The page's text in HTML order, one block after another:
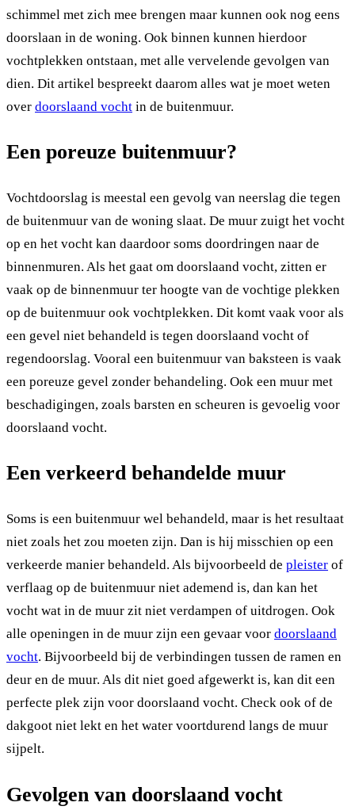
schimmel met zich mee brengen maar kunnen ook nog eens
doorslaan in de woning. Ook binnen kunnen hierdoor
vochtplekken ontstaan, met alle vervelende gevolgen van
dien. Dit artikel bespreekt daarom alles wat je moet weten
over doorslaand vocht in de buitenmuur.
Een poreuze buitenmuur?
Vochtdoorslag is meestal een gevolg van neerslag die tegen
de buitenmuur van de woning slaat. De muur zuigt het vocht
op en het vocht kan daardoor soms doordringen naar de
binnenmuren. Als het gaat om doorslaand vocht, zitten er
vaak op de binnenmuur ter hoogte van de vochtige plekken
op de buitenmuur ook vochtplekken. Dit komt vaak voor als
een gevel niet behandeld is tegen doorslaand vocht of
regendoorslag. Vooral een buitenmuur van baksteen is vaak
een poreuze gevel zonder behandeling. Ook een muur met
beschadigingen, zoals barsten en scheuren is gevoelig voor
doorslaand vocht.
Een verkeerd behandelde muur
Soms is een buitenmuur wel behandeld, maar is het resultaat
niet zoals het zou moeten zijn. Dan is hij misschien op een
verkeerde manier behandeld. Als bijvoorbeeld de pleister of
verflaag op de buitenmuur niet ademend is, dan kan het
vocht wat in de muur zit niet verdampen of uitdrogen. Ook
alle openingen in de muur zijn een gevaar voor doorslaand
vocht. Bijvoorbeeld bij de verbindingen tussen de ramen en
deur en de muur. Als dit niet goed afgewerkt is, kan dit een
perfecte plek zijn voor doorslaand vocht. Check ook of de
dakgoot niet lekt en het water voortdurend langs de muur
sijpelt.
Gevolgen van doorslaand vocht